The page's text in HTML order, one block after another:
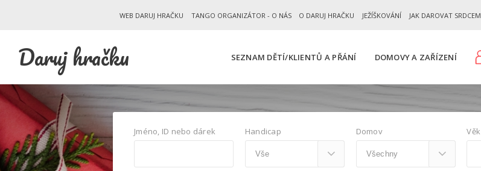
WEB DARUJ HRAČKU TANGO ORGANIZÁTOR - O NÁS O DARUJ HRAČKU JEŽÍŠKOVÁNÍ JAK DAROVAT SRDCEM
Daruj hračku SEZNAM DĚTÍ/KLIENTŮ A PŘÁNÍ DOMOVY A ZAŘÍZENÍ
Jméno, ID nebo dárek Handicap Domov Věk